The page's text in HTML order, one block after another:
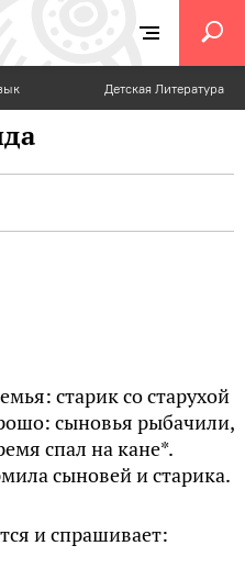
Детская Литература
старик со старухой
сыновья рыбачили,
спал на кане*.
сыновей и старика.
и спрашивает: